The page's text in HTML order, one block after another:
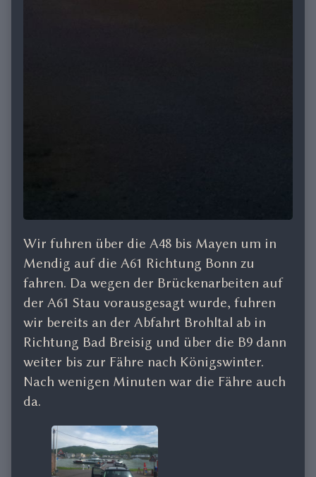
Wir fuhren über die A48 bis Mayen um in
Mendig auf die A61 Richtung Bonn zu
fahren. Da wegen der Brückenarbeiten auf
der A61 Stau vorausgesagt wurde, fuhren
wir bereits an der Abfahrt Brohltal ab in
Richtung Bad Breisig und über die B9 dann
weiter bis zur Fähre nach Königswinter.
Nach wenigen Minuten war die Fähre auch
da.